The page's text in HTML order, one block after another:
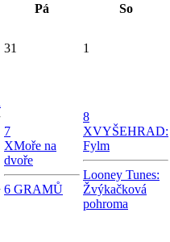
Pá So
31 1
7
XMoře na
dvoře
6 GRAMŮ
8
XVYŠEHRAD:
Fylm
Looney Tunes:
Žvýkačková
pohroma